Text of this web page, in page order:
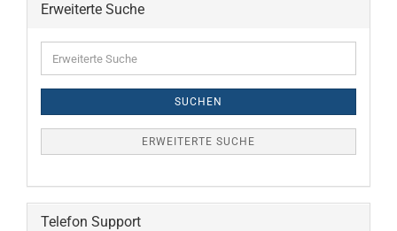
Erweiterte Suche
Suche
SUCHEN
ERWEITERTE SUCHE
Telefon Support